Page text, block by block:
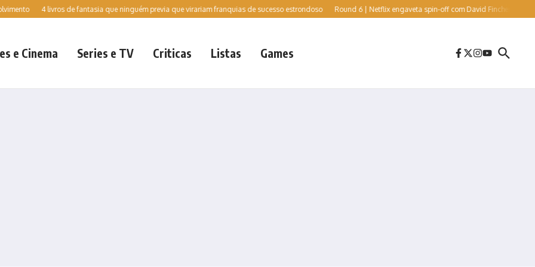
4 livros de fantasia que ninguém previa que virariam franquias de sucesso estrondoso Round 6 | Netflix engaveta spin-off com David Fincher e Cate
e Cinema Series e TV Criticas Listas Games